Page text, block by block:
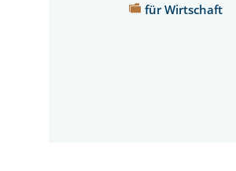
für Wirtschaft